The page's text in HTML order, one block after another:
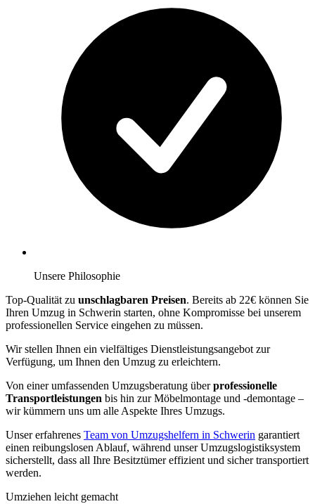
Unsere Philosophie
Top-Qualität zu unschlagbaren Preisen. Bereits ab 22€ können Sie
Ihren Umzug in Schwerin starten, ohne Kompromisse bei unserem
professionellen Service eingehen zu müssen.
Wir stellen Ihnen ein vielfältiges Dienstleistungsangebot zur
Verfügung, um Ihnen den Umzug zu erleichtern.
Von einer umfassenden Umzugsberatung überprofessionelle
Transportleistungen bis hin zur Möbelmontage und -demontage –
wir kümmern uns um alle Aspekte Ihres Umzugs.
Unser erfahrenes Team von Umzugshelfern in Schwerin garantiert
einen reibungslosen Ablauf, während unser Umzugslogistiksystem
sicherstellt, dass all Ihre Besitztümer effizient und sicher transportiert
werden.
Umziehen leicht gemacht